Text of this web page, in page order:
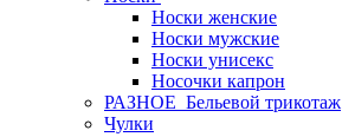
Носки женские
Носки мужские
Носки унисекс
Носочки капрон
РАЗНОЕ_Бельевой трикотаж
Чулки